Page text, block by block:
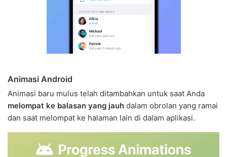
Animasi Android
Animasi baru mulus telah ditambahkan untuk saat Anda
melompat ke balasan yang jauh dalam obrolan yang ramai
dan saat melompat ke halaman lain di dalam aplikasi.